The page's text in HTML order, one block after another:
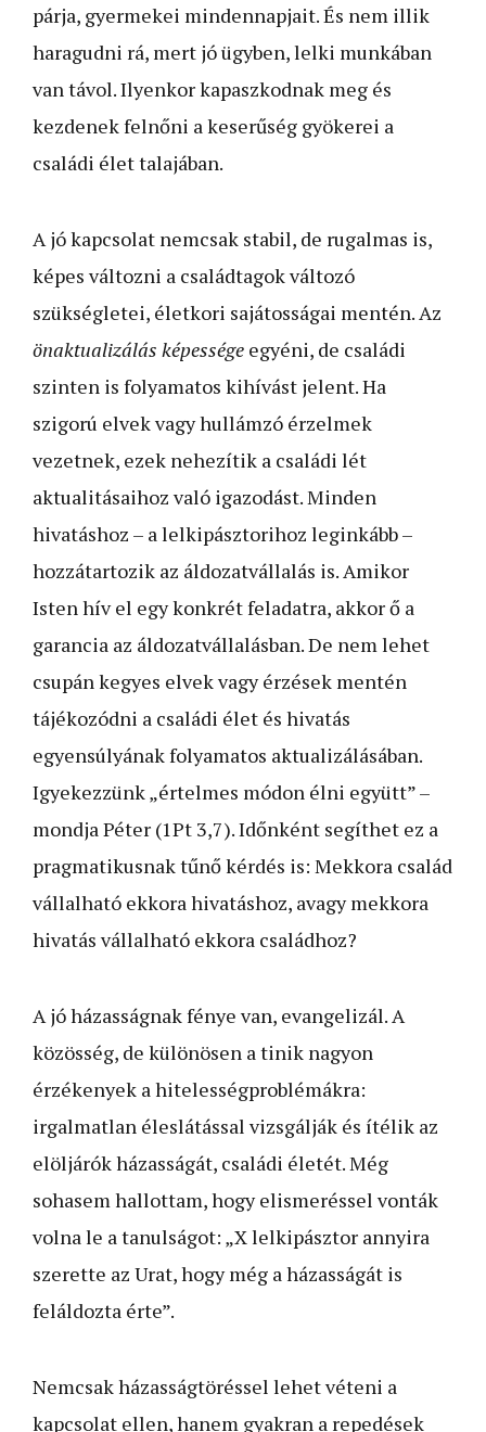
párja, gyermekei mindennapjait. És nem illik
haragudni rá, mert jó ügyben, lelki munkában
van távol. Ilyenkor kapaszkodnak meg és
kezdenek felnőni a keserűség gyökerei a
családi élet talajában.
A jó kapcsolat nemcsak stabil, de rugalmas is,
képes változni a családtagok változó
szükségletei, életkori sajátosságai mentén. Az
önaktualizálás képessége egyéni, de családi
szinten is folyamatos kihívást jelent. Ha
szigorú elvek vagy hullámzó érzelmek
vezetnek, ezek nehezítik a családi lét
aktualitásaihoz való igazodást. Minden
hivatáshoz – a lelkipásztorihoz leginkább –
hozzátartozik az áldozatvállalás is. Amikor
Isten hív el egy konkrét feladatra, akkor ő a
garancia az áldozatvállalásban. De nem lehet
csupán kegyes elvek vagy érzések mentén
tájékozódni a családi élet és hivatás
egyensúlyának folyamatos aktualizálásában.
Igyekezzünk „értelmes módon élni együtt” –
mondja Péter (1Pt 3,7). Időnként segíthet ez a
pragmatikusnak tűnő kérdés is: Mekkora család
vállalható ekkora hivatáshoz, avagy mekkora
hivatás vállalható ekkora családhoz?
A jó házasságnak fénye van, evangelizál. A
közösség, de különösen a tinik nagyon
érzékenyek a hitelességproblémákra:
irgalmatlan éleslátással vizsgálják és ítélik az
elöljárók házasságát, családi életét. Még
sohasem hallottam, hogy elismeréssel vonták
volna le a tanulságot: „X lelkipásztor annyira
szerette az Urat, hogy még a házasságát is
feláldozta érte”.
Nemcsak házasságtöréssel lehet véteni a
kapcsolat ellen, hanem gyakran a repedések